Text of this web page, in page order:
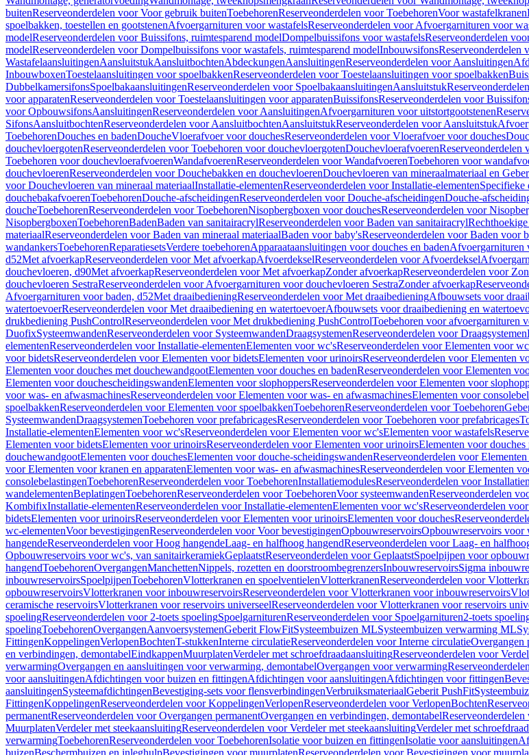
buitenReserveonderdelen voor Voor gebruik buitenToebehorenReserveonderdelen voor ToebehorenVoor wastafelkranen
spoelbakken, toestellen en gootstenenAfvoergarnituren voor wastafelsReserveonderdelen voor Afvoergarnituren voor
modelReserveonderdelen voor Buissifons, ruimtesparend modelDompelbuissifons voor wastafelsReserveonderdelen
modelReserveonderdelen voor Dompelbuissifons voor wastafels, ruimtesparend modelInbouwsifonsReserveonderdelen
WastafelaansluitingenAansluitstukAansluitbochtenAbdeckungenAansluitingenReserveonderdelen voor Aansluitingen
InbouwboxenToestelaansluitingen voor spoelbakkenReserveonderdelen voor Toestelaansluitingen voor spoelbakken
DubbelkamersifonsSpoelbakaansluitingenReserveonderdelen voor SpoelbakaansluitingenAansluitstuk
voor apparatenReserveonderdelen voor Toestelaansluitingen voor apparatenBuissifonsReserveonderdelen voor
voor OpbouwsifonsAansluitingenReserveonderdelen voor AansluitingenAfvoergarnituren voor uitstortgootstenen
SifonsAansluitbochtenReserveonderdelen voor AansluitbochtenAansluitstukReserveonderdelen voor Aansluitstuk
ToebehorenDouches en badenDoucheVloerafvoer voor douchesReserveonderdelen voor Vloerafvoer voor douches
douchevloergotenReserveonderdelen voor Toebehoren voor douchevloergotenDouchevloerafvoerenReserveonderdelen
Toebehoren voor douchevloerafvoerenWandafvoerenReserveonderdelen voor WandafvoerenToebehoren voor
douchevloerenReserveonderdelen voor Douchebakken en douchevloerenDouchevloeren van mineraalmateriaal en
voor Douchevloeren van mineraal materiaalInstallatie-elementenReserveonderdelen voor Installatie-elementenSpecifieke
douchebakafvoerenToebehorenDouche-afscheidingenReserveonderdelen voor Douche-afscheidingenDouche-
doucheToebehorenReserveonderdelen voor ToebehorenNisopbergboxen voor douchesReserveonderdelen voor
NisopbergboxenToebehorenBadenBaden van sanitairacrylReserveonderdelen voor Baden van sanitairacrylRechthoekige
materiaalReserveonderdelen voor Baden van mineraal materiaalBaden voor baby'sReserveonderdelen voor Baden voor
wandankersToebehorenReparatiesetsVerdere toebehorenApparaataansluitingen voor douches en badenAfvoergarnituren
d52Met afvoerkapReserveonderdelen voor Met afvoerkapAfvoerdekselReserveonderdelen voor Afvoerdeksel
douchevloeren, d90Met afvoerkapReserveonderdelen voor Met afvoerkapZonder afvoerkapReserveonderdelen voor
douchevloeren SestraReserveonderdelen voor Afvoergarnituren voor douchevloeren SestraZonder afvoerkap
Afvoergarnituren voor baden, d52Met draaibedieningReserveonderdelen voor Met draaibedieningAfbouwsets voor
watertoevoerReserveonderdelen voor Met draaibediening en watertoevoerAfbouwsets voor draaibediening en
drukbediening PushControlReserveonderdelen voor Met drukbediening PushControlToebehoren voor afvoergarnituren
DuofixSysteemwandenReserveonderdelen voor SysteemwandenDraagsystemenReserveonderdelen voor Draagsystemen
elementenReserveonderdelen voor Installatie-elementenElementen voor wc'sReserveonderdelen voor Elementen voor
voor bidetsReserveonderdelen voor Elementen voor bidetsElementen voor urinoirsReserveonderdelen voor Elementen
Elementen voor douches met douchewandgootElementen voor douches en badenReserveonderdelen voor Elementen
Elementen voor douchescheidingswandenElementen voor slophoppersReserveonderdelen voor Elementen voor
voor was- en afwasmachinesReserveonderdelen voor Elementen voor was- en afwasmachinesElementen voor
spoelbakkenReserveonderdelen voor Elementen voor spoelbakkenToebehorenReserveonderdelen voor Toebehoren
SysteemwandenDraagsystemenToebehoren voor prefabricagesReserveonderdelen voor Toebehoren voor prefabricages
Installatie-elementenElementen voor wc'sReserveonderdelen voor Elementen voor wc'sElementen voor wastafels
Elementen voor bidetsElementen voor urinoirsReserveonderdelen voor Elementen voor urinoirsElementen voor
douchewandgootElementen voor douchesElementen voor douche-scheidingswandenReserveonderdelen voor
voor Elementen voor kranen en apparatenElementen voor was- en afwasmachinesReserveonderdelen voor Elementen
consolebelastingenToebehorenReserveonderdelen voor ToebehorenInstallatiemodulesReserveonderdelen voor
wandelementenBeplatingenToebehorenReserveonderdelen voor ToebehorenVoor systeemwandenReserveonderdelen
KombifixInstallatie-elementenReserveonderdelen voor Installatie-elementenElementen voor wc'sReserveonderdelen
bidetsElementen voor urinoirsReserveonderdelen voor Elementen voor urinoirsElementen voor douches
wc-elementenVoor bevestigingenReserveonderdelen voor Voor bevestigingenOpbouwreservoirsOpbouwreservoirs voor
hangendeReserveonderdelen voor Hoog hangendeLaag- en halfhoog hangendReserveonderdelen voor Laag- en
Opbouwreservoirs voor wc's, van sanitairkeramiekGeplaatstReserveonderdelen voor GeplaatstSpoelpijpen voor
hangendToebehorenOvergangenManchettenNippels, rozetten en doorstroombegrenzersInbouwreservoirsSigma
inbouwreservoirsSpoelpijpenToebehorenVlotterkranen en spoelventielenVlotterkranenReserveonderdelen voor
opbouwreservoirsVlotterkranen voor inbouwreservoirsReserveonderdelen voor Vlotterkranen voor inbouwreservoirs
ceramische reservoirsVlotterkranen voor reservoirs universeelReserveonderdelen voor Vlotterkranen voor reservoirs
spoelingReserveonderdelen voor 2-toets spoelingSpoelgarniturenReserveonderdelen voor Spoelgarnituren2-toets
spoelingToebehorenOvergangenAanvoersystemenGeberit FlowFitSysteembuizen MLSysteembuizen verwarming ML
FittingenKoppelingenVerlopenBochtenT-stukkenInterne circulatieReserveonderdelen voor Interne circulatieOvergangen
en verbindingen, demontabelEindkappenMuurplatenVerdeler met schroefdraadaansluitingReserveonderdelen voor
verwarmingOvergangen en aansluitingen voor verwarming, demontabelOvergangen voor verwarming
voor aansluitingenAfdichtingen voor buizen en fittingenAfdichtingen voor aansluitingenAfdichtingen voor fittingen
aansluitingenSysteemafdichtingenBevestiging-sets voor flensverbindingenVerbruiksmateriaalGeberit PushFit
FittingenKoppelingenReserveonderdelen voor KoppelingenVerlopenReserveonderdelen voor VerlopenBochten
permanentReserveonderdelen voor Overgangen permanentOvergangen en verbindingen, demontabel
MuurplatenVerdeler met steekaansluitingReserveonderdelen voor Verdeler met steekaansluitingVerdeler met
verwarmingToebehorenReserveonderdelen voor ToebehorenIsolatie voor buizen en fittingenIsolatie voor aansluitingen
buizenBeschermbuizen en inleghulpBevestigingen voor muurplatenReserveonderdelen voor Bevestigingen voor